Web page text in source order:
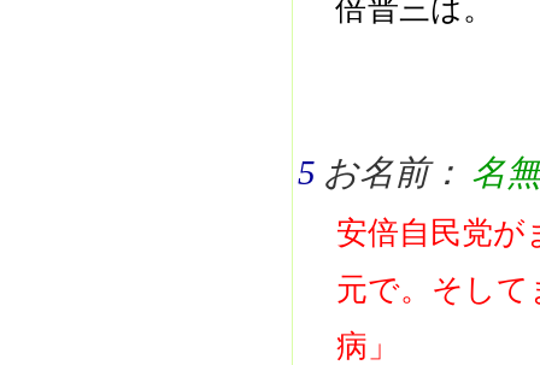
倍晋三は。
5 お名前： 名
安倍自民党が
元で。そして
病」